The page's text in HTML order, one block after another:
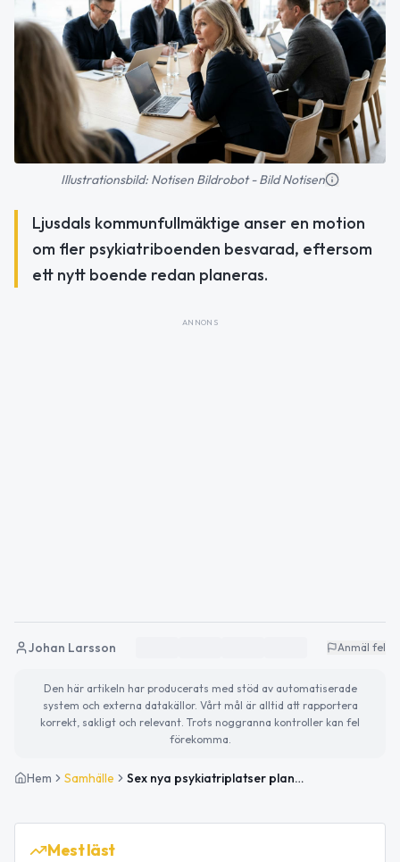
Illustrationsbild: Notisen Bildrobot - Bild Notisen
Ljusdals kommunfullmäktige anser en motion
om fler psykiatriboenden besvarad, eftersom
ett nytt boende redan planeras.
ANNONS
Johan Larsson Anmäl fel
Den här artikeln har producerats med stöd av automatiserade
system och externa datakällor. Vårt mål är alltid att rapportera
korrekt, sakligt och relevant. Trots noggranna kontroller kan fel
förekomma.
Hem Samhälle Sex nya psykiatriplatser planeras i Ljusdal
Mest läst